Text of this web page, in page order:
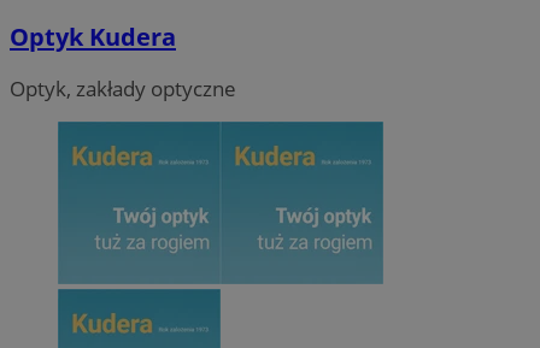
Optyk Kudera
Optyk, zakłady optyczne